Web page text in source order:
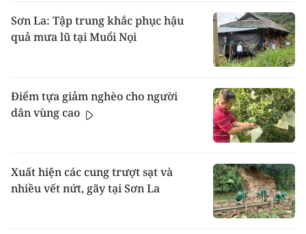
Sơn La: Tập trung khắc phục hậu
quả mưa lũ tại Muổi Nọi
Điểm tựa giảm nghèo cho người
dân vùng cao
Xuất hiện các cung trượt sạt và
nhiều vết nứt, gãy tại Sơn La